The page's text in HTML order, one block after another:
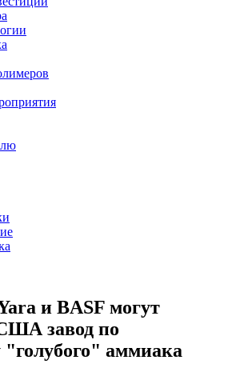
и BASF могут
завод по
"голубого" аммиака